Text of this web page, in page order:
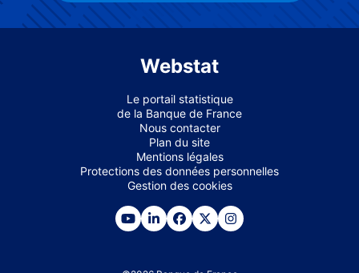
Webstat
Le portail statistique
de la Banque de France
Nous contacter
Plan du site
Mentions légales
Protections des données personnelles
Gestion des cookies